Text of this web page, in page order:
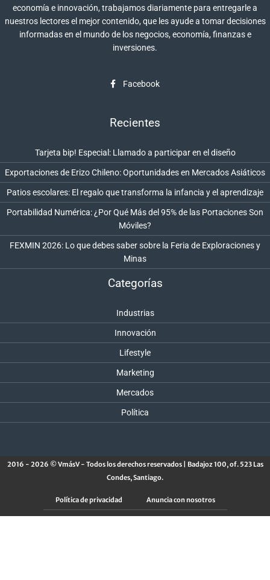
economía e innovación, trabajamos diariamente para entregarle a
nuestros lectores el mejor contenido, que les ayude a tomar decisiones
informadas en el mundo de los negocios, economía, finanzas e
inversiones.
Facebook
Recientes
Tarjeta bip! Especial: Llamado a participar en el diseño
Exportaciones de Erizo Chileno: Oportunidades en Mercados Asiáticos
Patios escolares: El regalo que transforma la infancia y el aprendizaje
Portabilidad Numérica: ¿Por Qué Más del 95% de las Portaciones Son
Móviles?
FEXMIN 2026: Lo que debes saber sobre la Feria de Exploraciones y
Minas
Categorías
Industrias
Innovación
Lifestyle
Marketing
Mercados
Política
2016 - 2026 © VmásV - Todos los derechos reservados | Badajoz 100, of. 523 Las
Condes, Santiago.
Política de privacidad Anuncia con nosotros